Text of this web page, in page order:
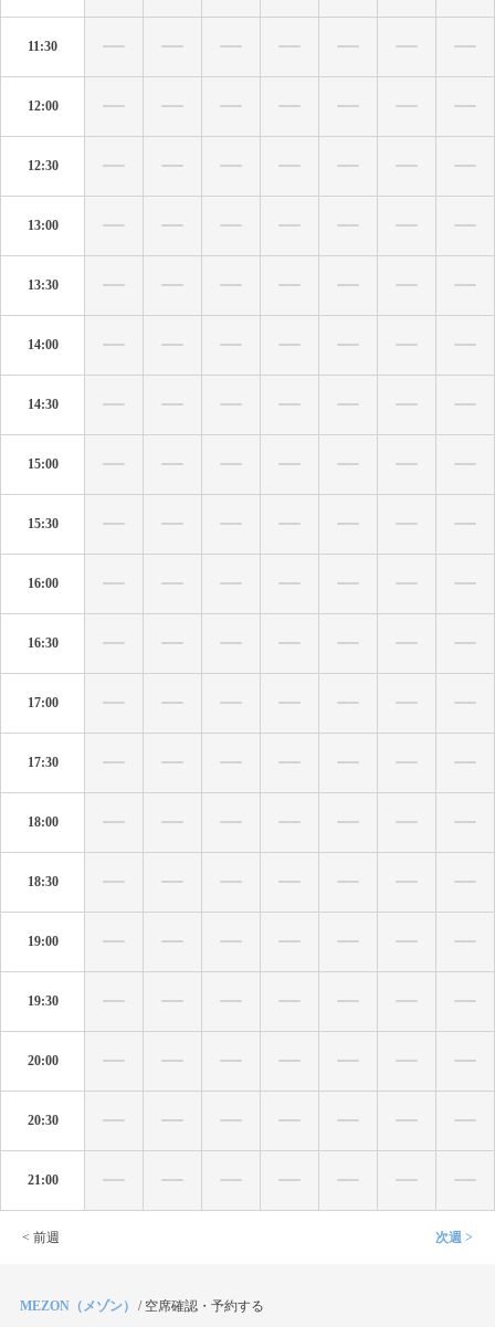
11:30
12:00
12:30
13:00
13:30
14:00
14:30
15:00
15:30
16:00
16:30
17:00
17:30
18:00
18:30
19:00
19:30
20:00
20:30
21:00
< 前週 次週 >
MEZON（メゾン） / 空席確認・予約する